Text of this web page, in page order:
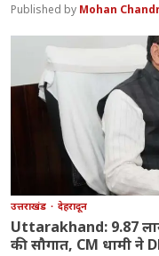
Mohan
उत्तराखंड देहरादून
Uttarakhand: 9.87
की सौगात, CM धामी ने